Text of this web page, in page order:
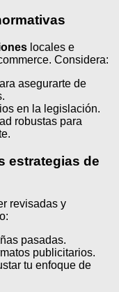
locales e
Considera:
asegurarte de
en la legislación.
robustas para
estrategias de
revisadas y
pasadas.
publicitarios.
tu enfoque de